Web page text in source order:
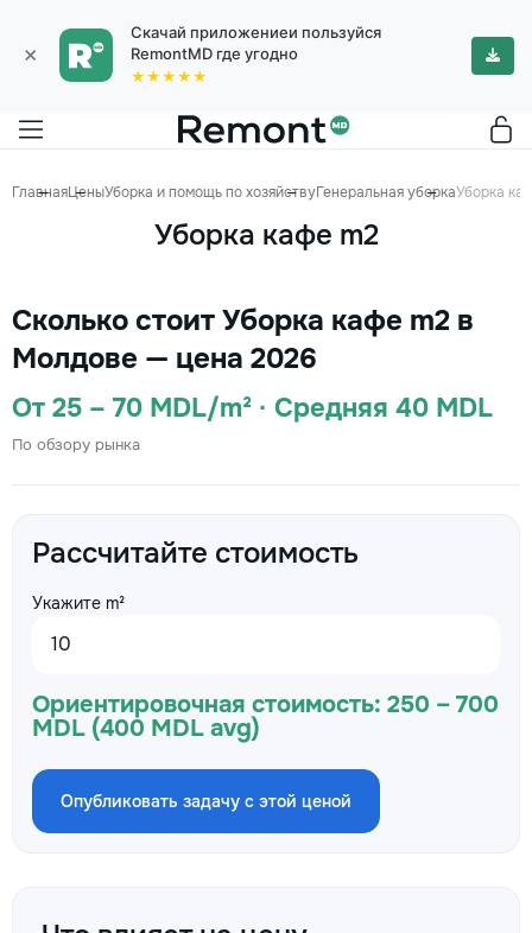
×
Скачай приложениеи пользуйся
RemontMD где угодно
★★★★★
ГлавнаяЦеныУборка и помощь по хозяйствуГенеральная уборкаУборка
Уборка кафе m2
Сколько стоит Уборка кафе m2 в
Молдове — цена 2026
От 25 – 70 MDL/m² · Средняя 40 MDL
По обзору рынка
Рассчитайте стоимость
Укажите m²
Ориентировочная стоимость: 250 – 700
MDL (400 MDL avg)
Опубликовать задачу с этой ценой